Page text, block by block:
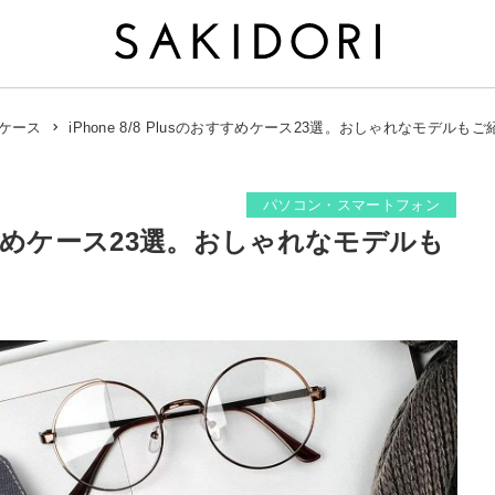
ース iPhone 8/8 Plusのおすすめケース23選。おしゃれなモデルもご
パソコン・スマートフォン
ケース23選。おしゃれなモデルも